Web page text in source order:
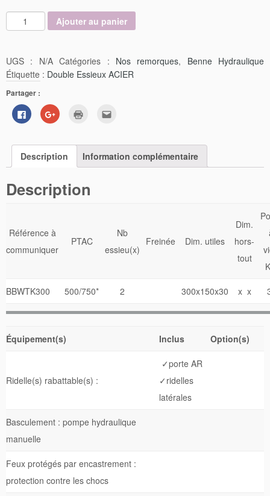
Ajouter au panier
UGS : N/A Catégories : Nos remorques, Benne Hydraulique
Étiquette : Double Essieux ACIER
Partager :
Cliquez
pour
partager
dans
une
nouvelle
Cliquez
pour
(ouvre
dans
une
nouvelle
Cliquer
nouvelle
fenêtre)
mail
à
un
ami(ouvre
Description Information complémentaire
Description
Référence à
communiquer
PTAC
Nb
essieu(x)
Freinée Dim. utiles
Dim.
hors-
tout
BBWTK300 500/750* 2 300x150x30 x x
Équipement(s) Inclus Option(s)
Ridelle(s) rabattable(s) :
✓porte AR
✓ridelles
latérales
Basculement : pompe hydraulique
manuelle
Feux protégés par encastrement :
protection contre les chocs